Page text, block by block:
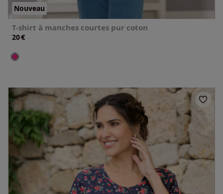
Nouveau
T-shirt à manches courtes pur coton
20€